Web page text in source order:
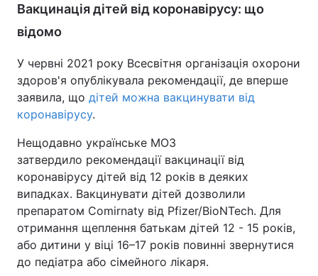
Вакцинація дітей від коронавірусу: що
відомо
У червні 2021 року Всесвітня організація охорони
здоров'я опублікувала рекомендації, де вперше
заявила, що дітей можна вакцинувати від
коронавірусу.
Нещодавно українське МОЗ
затвердило рекомендації вакцинації від
коронавірусу дітей від 12 років в деяких
випадках. Вакцинувати дітей дозволили
препаратом Comirnaty від Pfizer/BioNTech. Для
отримання щеплення батькам дітей 12 - 15 років,
або дитини у віці 16–17 років повинні звернутися
до педіатра або сімейного лікаря.